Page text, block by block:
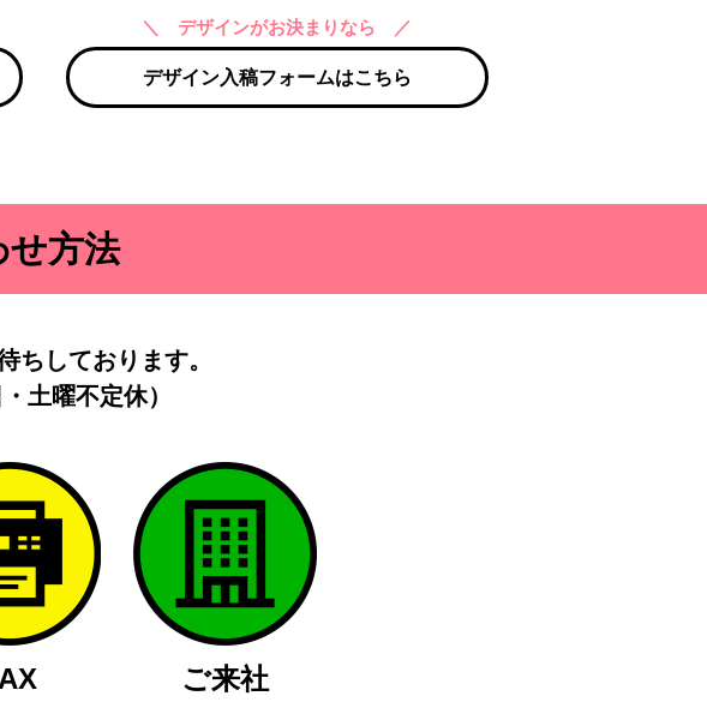
＼ デザインがお決まりなら ／
デザイン入稿フォームはこちら
せ方法
ちしております。
土曜不定休）
ご来社